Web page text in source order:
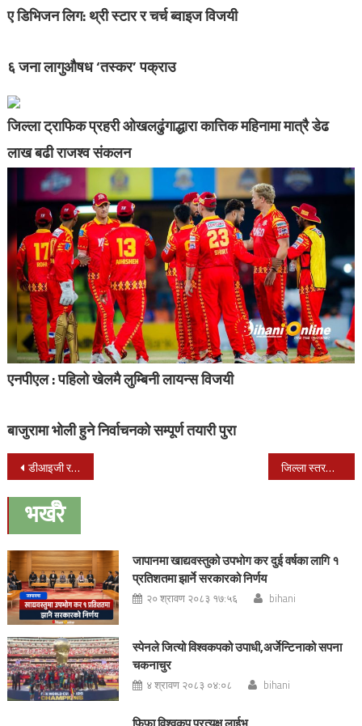
ए डिभिजन लिग: थ्री स्टार र चर्च ब्वाइज विजयी
६ जना लागुऔषध ‘तस्कर’ पक्राउ
जिल्ला ट्राफिक प्रहरी ओखलढुंगाद्धारा कात्तिक महिनामा मात्रै डेढ
लाख बढी राजश्व संकलन
एनपीएल : पहिलो खेलमै लुम्बिनी लायन्स विजयी
बाजुरामा भोली हुने निर्वाचनको सम्पूर्ण तयारी पुरा
Post
navigation
डीआइजी रमेश खरेलद्धारा राजीनामा जिल्ला स्तरका सरकारी कार्यालय खारेज हुँदै
भर्खरै
जापानमा खाद्यवस्तुको उपभोग कर दुई वर्षका लागि १
प्रतिशतमा झार्ने सरकारको निर्णय
२० श्रावण २०८३ १७:५६ bihani
स्पेनले जित्यो विश्वकपको उपाधी,अर्जेन्टिनाको सपना
चकनाचुर
४ श्रावण २०८३ ०४:०८ bihani